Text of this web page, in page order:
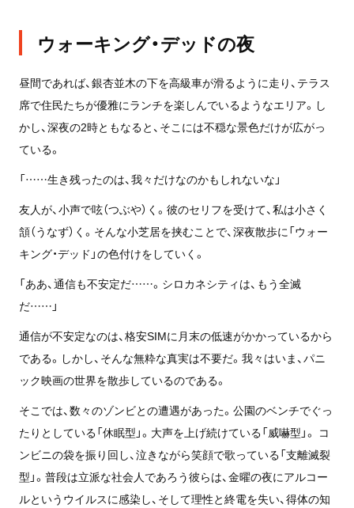
ウォーキング・デッドの夜
昼間であれば、銀杏並木の下を高級車が滑るように走り、テラス
席で住民たちが優雅にランチを楽しんでいるようなエリア。し
かし、深夜の2時ともなると、そこには不穏な景色だけが広がっ
ている。
「……生き残ったのは、我々だけなのかもしれないな」
友人が、小声で呟（つぶや）く。彼のセリフを受けて、私は小さく
頷（うなず）く。そんな小芝居を挟むことで、深夜散歩に「ウォー
キング・デッド」の色付けをしていく。
「ああ、通信も不安定だ……。シロカネシティは、もう全滅
だ……」
通信が不安定なのは、格安SIMに月末の低速がかかっているから
である。しかし、そんな無粋な真実は不要だ。我々はいま、パニ
ック映画の世界を散歩しているのである。
そこでは、数々のゾンビとの遭遇があった。公園のベンチでぐっ
たりとしている「休眠型」。大声を上げ続けている「威嚇型」。 コ
ンビニの袋を振り回し、泣きながら笑顔で歌っている「支離滅裂
型」。普段は立派な社会人であろう彼らは、金曜の夜にアルコー
ルというウイルスに感染し、そして理性と終電を失い、得体の知